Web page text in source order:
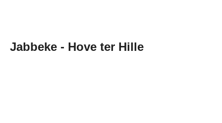
Jabbeke - Hove ter Hille